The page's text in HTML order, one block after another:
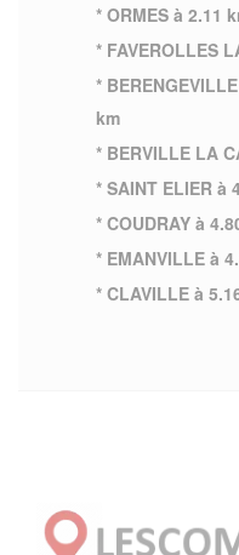
* ORMES à 2.11
* FAVEROLLES
*
km
* BERVILLE LA
* SAINT ELIER à
* COUDRAY à
* EMANVILLE à
* CLAVILLE à